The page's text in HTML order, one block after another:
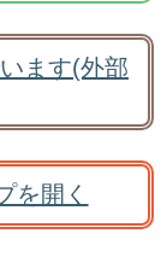
ます(外部
を開く